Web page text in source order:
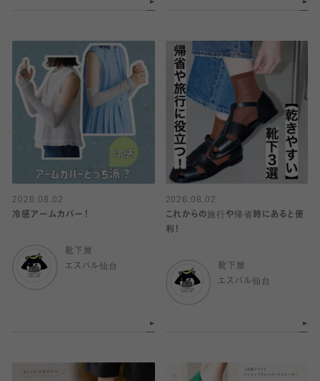
2026.08.02
冷感アームカバー！
靴下屋
エスパル仙台
2026.08.02
これからの旅行や帰省時にあると便
利！
靴下屋
エスパル仙台